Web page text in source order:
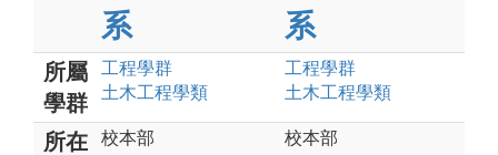
系
系
所屬
學群
工程學群
土木工程學類
工程學群
土木工程學類
所在
校本部
校本部